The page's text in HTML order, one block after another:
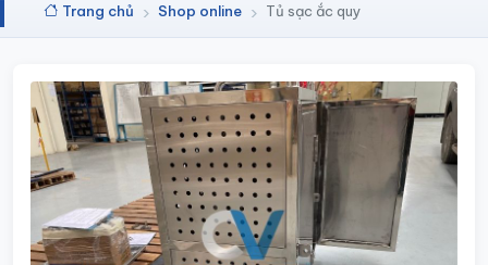
Trang chủ Shop online Tủ sạc ắc quy